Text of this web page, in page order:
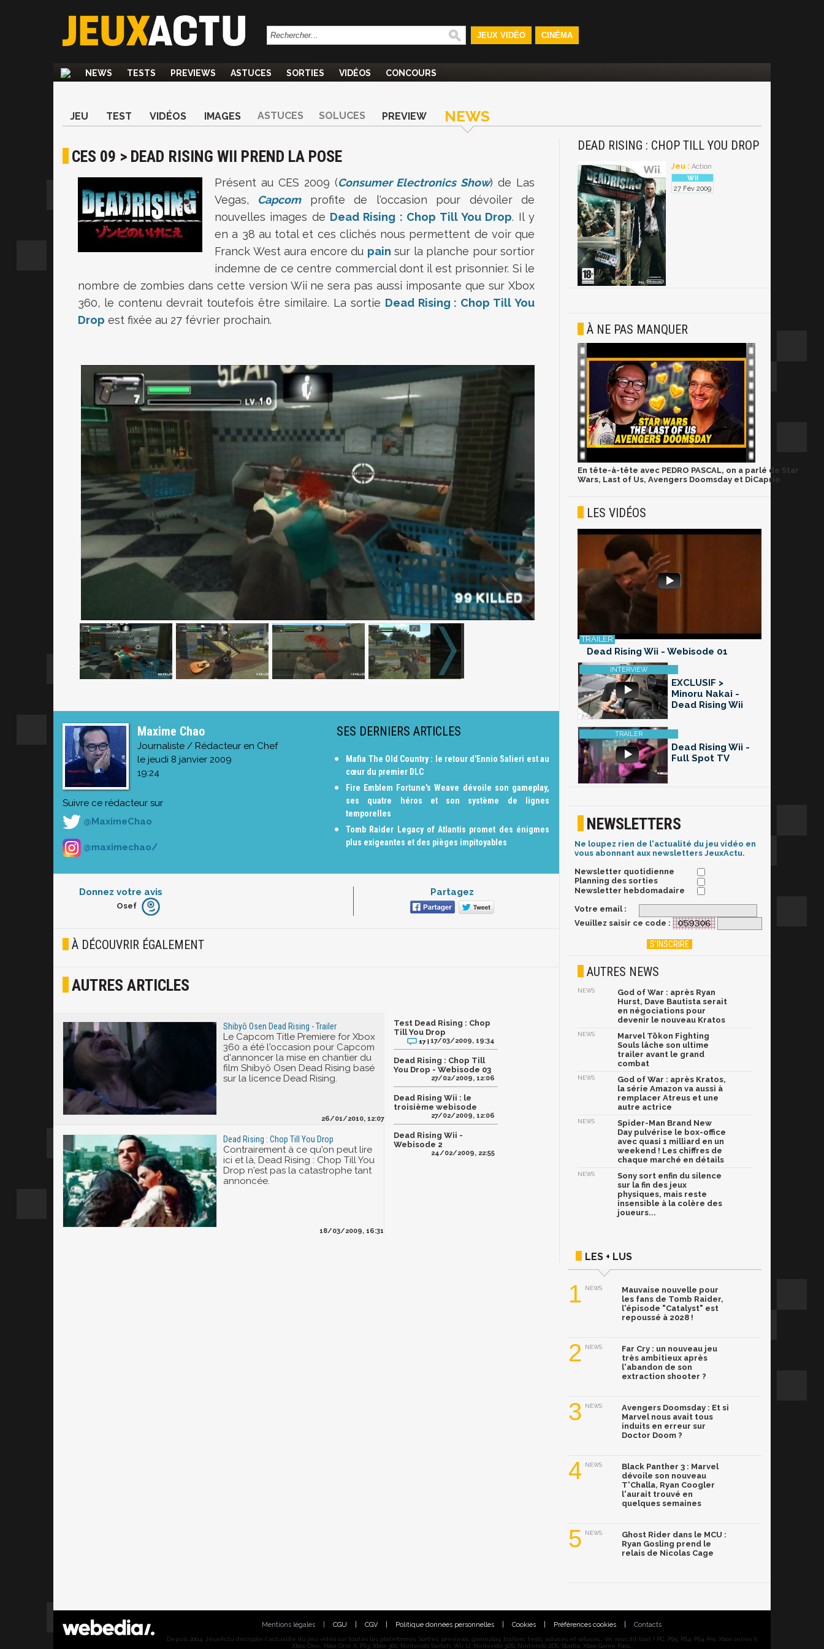
JEUX VIDÉO CINÉMA
NEWS TESTS PREVIEWS ASTUCES SORTIES VIDÉOS CONCOURS
JEU TEST VIDÉOS IMAGES ASTUCES SOLUCES PREVIEW NEWS
CES 09 > DEAD RISING WII PREND LA POSE
Présent au CES 2009 (Consumer Electronics Show) de Las
Vegas, Capcomprofite de l'occasion pour dévoiler de
nouvelles images de Dead Rising : Chop Till You Drop. Il y
en a 38 au total et ces clichés nous permettent de voir que
Franck West aura encore du pain sur la planche pour sortior
indemne de ce centre commercial dont il est prisonnier. Si le
nombre de zombies dans cette version Wii ne sera pas aussi imposante que sur Xbox
360, le contenu devrait toutefois être similaire. La sortie Dead Rising : Chop Till You
Drop est fixée au 27 février prochain.
Maxime Chao
Journaliste / Rédacteur en Chef
le jeudi 8 janvier 2009
19:24
Suivre ce rédacteur sur
@MaximeChao
@maximechao/
SES DERNIERS ARTICLES
Mafia The Old Country : le retour d'Ennio Salieri est au
cœur du premier DLC
Fire Emblem Fortune's Weave dévoile son gameplay,
ses quatre héros et son système de lignes
temporelles
Tomb Raider Legacy of Atlantis promet des énigmes
plus exigeantes et des pièges impitoyables
Donnez votre avis
Furieux
Joyeux
Osef
Partagez
À DÉCOUVRIR ÉGALEMENT
AUTRES ARTICLES
Shibyô Osen Dead Rising - Trailer
Le Capcom Title Premiere for Xbox
360 a été l'occasion pour Capcom
d'annoncer la mise en chantier du
film Shibyô Osen Dead Rising basé
sur la licence Dead Rising.
26/01/2010, 12:07
Dead Rising : Chop Till You Drop
Contrairement à ce qu'on peut lire
ici et là, Dead Rising : Chop Till You
Drop n'est pas la catastrophe tant
annoncée.
18/03/2009, 16:31
Test Dead Rising : Chop
Till You Drop
17 |17/03/2009, 19:34
Dead Rising : Chop Till
You Drop - Webisode 03
27/02/2009, 12:06
Dead Rising Wii : le
troisième webisode
27/02/2009, 12:06
Dead Rising Wii -
Webisode 2
24/02/2009, 22:55
DEAD RISING : CHOP TILL YOU DROP
Jeu : Action
27 Fév 2009
À NE PAS MANQUER
En tête-à-tête avec PEDRO PASCAL, on a parlé de Star
Wars, Last of Us, Avengers Doomsday et DiCaprio
LES VIDÉOS
Dead Rising Wii - Webisode 01
EXCLUSIF >
Minoru Nakai -
Dead Rising Wii
Dead Rising Wii -
Full Spot TV
NEWSLETTERS
Ne loupez rien de l'actualité du jeu vidéo en
vous abonnant aux newsletters JeuxActu.
Newsletter quotidienne
Planning des sorties
Newsletter hebdomadaire
Votre email :
Veuillez saisir ce code :
AUTRES NEWS
NEWS
God of War : après Ryan
Hurst, Dave Bautista serait
en négociations pour
devenir le nouveau Kratos
NEWS
Marvel Tōkon Fighting
Souls lâche son ultime
trailer avant le grand
combat
NEWS
God of War : après Kratos,
la série Amazon va aussi à
remplacer Atreus et une
autre actrice
NEWS
Spider-Man Brand New
Day pulvérise le box-office
avec quasi 1 milliard en un
weekend ! Les chiffres de
chaque marché en détails
NEWS
Sony sort enfin du silence
sur la fin des jeux
physiques, mais reste
insensible à la colère des
joueurs...
LES + LUS
1 NEWS
Mauvaise nouvelle pour
les fans de Tomb Raider,
l'épisode "Catalyst" est
repoussé à 2028 !
2 NEWS
Far Cry : un nouveau jeu
très ambitieux après
l'abandon de son
extraction shooter ?
3 NEWS
Avengers Doomsday : Et si
Marvel nous avait tous
induits en erreur sur
Doctor Doom ?
4 NEWS
Black Panther 3 : Marvel
dévoile son nouveau
T'Challa, Ryan Coogler
l'aurait trouvé en
quelques semaines
5 NEWS
Ghost Rider dans le MCU :
Ryan Gosling prend le
relais de Nicolas Cage
Mentions légales CGU CGV Politique données personnelles Cookies Préférences cookies Contacts
Depuis 2004, JeuxActu décrypte l'actualité du jeu vidéo sur toutes les plateformes. Sorties, previews, gameplay, trailers, tests, astuces et soluces... on vous dit tout ! PC, PS5, PS4, PS4 Pro, Xbox series X,
Xbox One, Xbox One X, PS3, Xbox 360, Nintendo Switch, Wii U, Nintendo 3DS, Nintendo 2DS, Stadia, Xbox Game Pass...